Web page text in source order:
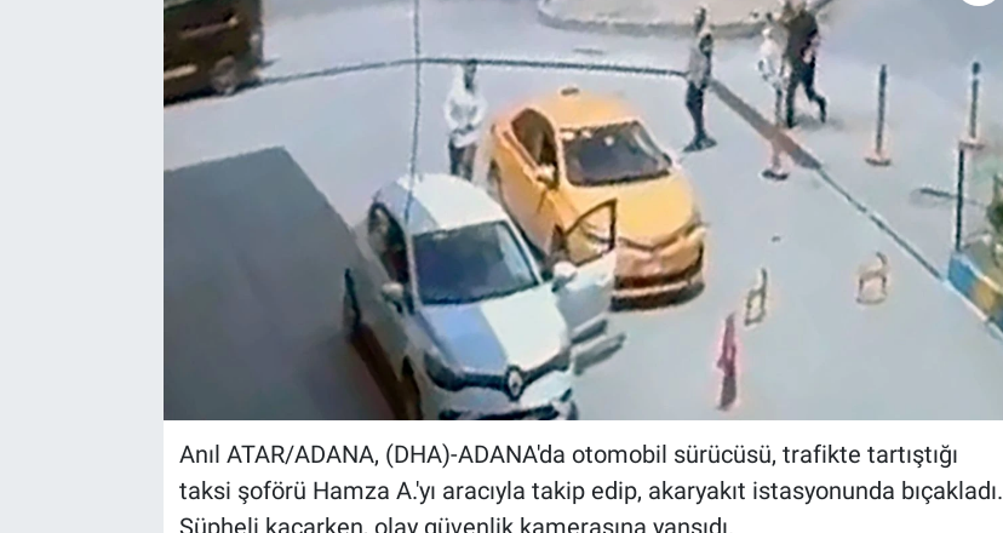
Anıl ATAR/ADANA, (DHA)-ADANA'da otomobil sürücüsü, trafikte tartıştığı
taksi şoförü Hamza A.'yı aracıyla takip edip, akaryakıt istasyonunda bıçakladı.
Şüpheli kaçarken, olay güvenlik kamerasına yansıdı.
Kültür Sanat
Bilim ve Teknoloji